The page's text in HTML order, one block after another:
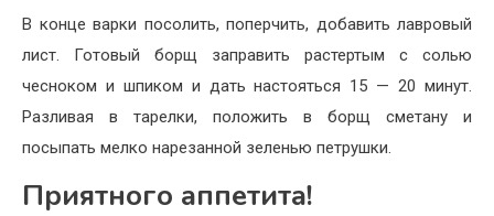
В конце варки посолить, поперчить, добавить лавровый
лист. Готовый борщ заправить растертым с солью
чесноком и шпиком и дать настояться 15 — 20 минут.
Разливая в тарелки, положить в борщ сметану и
посыпать мелко нарезанной зеленью петрушки.
Приятного аппетита!